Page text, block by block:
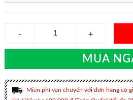
MUA
Miễn phí vận chuyển với đơn hàng có